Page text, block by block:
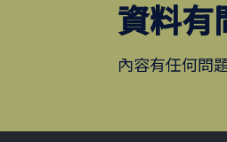
資料有
內容有任何問